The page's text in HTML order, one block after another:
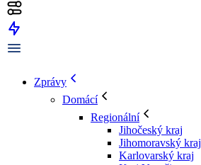
Zprávy
Domácí
Regionální
Jihočeský kraj
Jihomoravský kraj
Karlovarský kraj